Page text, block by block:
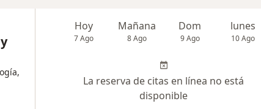
Hoy
7 Ago
Mañana
8 Ago
Dom
9 Ago
lunes
10 Ago
La reserva de citas en línea no está
disponible